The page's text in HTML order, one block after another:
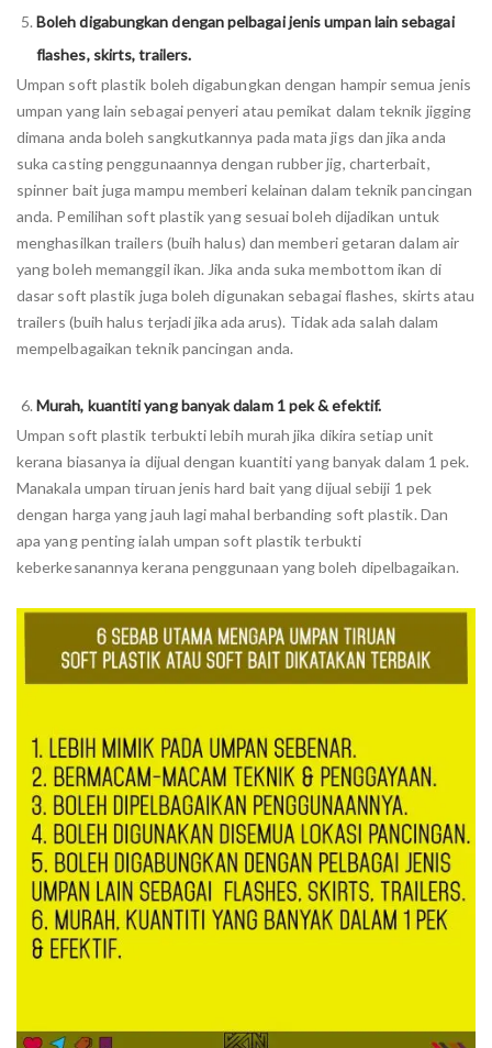
Boleh digabungkan dengan pelbagai jenis umpan lain sebagai
flashes, skirts, trailers.
Umpan soft plastik boleh digabungkan dengan hampir semua jenis
umpan yang lain sebagai penyeri atau pemikat dalam teknik jigging
dimana anda boleh sangkutkannya pada mata jigs dan jika anda
suka casting penggunaannya dengan rubber jig, charterbait,
spinner bait juga mampu memberi kelainan dalam teknik pancingan
anda. Pemilihan soft plastik yang sesuai boleh dijadikan untuk
menghasilkan trailers (buih halus) dan memberi getaran dalam air
yang boleh memanggil ikan. Jika anda suka membottom ikan di
dasar soft plastik juga boleh digunakan sebagai flashes, skirts atau
trailers (buih halus terjadi jika ada arus). Tidak ada salah dalam
mempelbagaikan teknik pancingan anda.
Murah, kuantiti yang banyak dalam 1 pek & efektif.
Umpan soft plastik terbukti lebih murah jika dikira setiap unit
kerana biasanya ia dijual dengan kuantiti yang banyak dalam 1 pek.
Manakala umpan tiruan jenis hard bait yang dijual sebiji 1 pek
dengan harga yang jauh lagi mahal berbanding soft plastik. Dan
apa yang penting ialah umpan soft plastik terbukti
keberkesanannya kerana penggunaan yang boleh dipelbagaikan.